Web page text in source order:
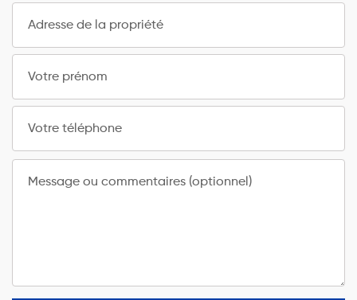
Adresse de la propriété
Votre prénom
Votre téléphone
Message ou commentaires (optionnel)